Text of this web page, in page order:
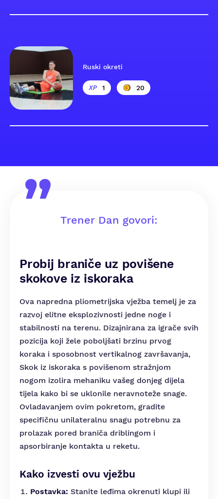
Ruski okreti
1 20
Trener Dan govori:
Probij braniče uz povišene
skokove iz iskoraka
Ova napredna pliometrijska vježba temelj je za
razvoj elitne eksplozivnosti jedne noge i
stabilnosti na terenu. Dizajnirana za igrače svih
pozicija koji žele poboljšati brzinu prvog
koraka i sposobnost vertikalnog završavanja,
Skok iz iskoraka s povišenom stražnjom
nogom izolira mehaniku vašeg donjeg dijela
tijela kako bi se uklonile neravnoteže snage.
Ovladavanjem ovim pokretom, gradite
specifičnu unilateralnu snagu potrebnu za
prolazak pored braniča driblingom i
apsorbiranje kontakta u reketu.
Kako izvesti ovu vježbu
Postavka: Stanite leđima okrenuti klupi ili